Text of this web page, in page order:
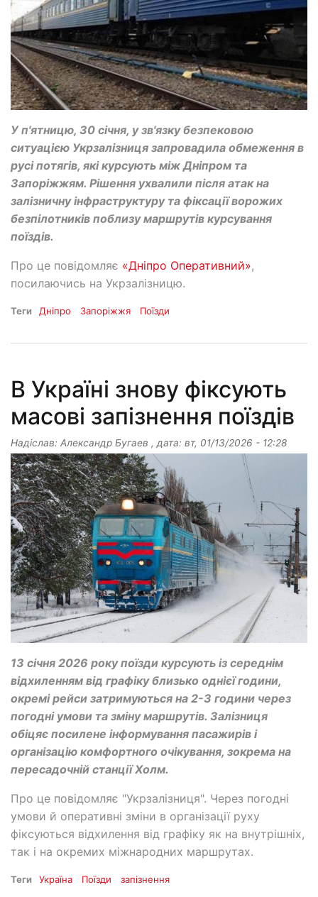
У п'ятницю, 30 січня, у зв'язку безпековою
ситуацією Укрзалізниця запровадила обмеження в
русі потягів, які курсують між Дніпром та
Запоріжжям. Рішення ухвалили після атак на
залізничну інфраструктуру та фіксації ворожих
безпілотників поблизу маршрутів курсування
поїздів.
Про це повідомляє «Дніпро Оперативний»,
посилаючись на Укрзалізницю.
Теги Дніпро Запоріжжя Поїзди
В Україні знову фіксують
масові запізнення поїздів
Надіслав: Александр Бугаев , дата: вт, 01/13/2026 - 12:28
13 січня 2026 року поїзди курсують із середнім
відхиленням від графіку близько однієї години,
окремі рейси затримуються на 2-3 години через
погодні умови та зміну маршрутів. Залізниця
обіцяє посилене інформування пасажирів і
організацію комфортного очікування, зокрема на
пересадочній станції Холм.
Про це повідомляє "Укрзалізниця". Через погодні
умови й оперативні зміни в організації руху
фіксуються відхилення від графіку як на внутрішніх,
так і на окремих міжнародних маршрутах.
Теги Україна Поїзди запізнення